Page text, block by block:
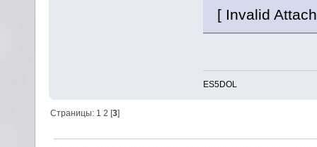
[ Invalid
ES5DOL
Страницы: 1 2 [3]